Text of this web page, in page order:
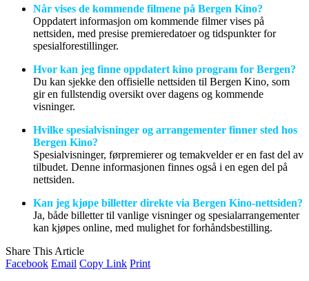
Når vises de kommende filmene på Bergen Kino?
Oppdatert informasjon om kommende filmer vises på
nettsiden, med presise premieredatoer og tidspunkter for
spesialforestillinger.
Hvor kan jeg finne oppdatert kino program for Bergen?
Du kan sjekke den offisielle nettsiden til Bergen Kino, som
gir en fullstendig oversikt over dagens og kommende
visninger.
Hvilke spesialvisninger og arrangementer finner sted hos
Bergen Kino?
Spesialvisninger, førpremierer og temakvelder er en fast del av
tilbudet. Denne informasjonen finnes også i en egen del på
nettsiden.
Kan jeg kjøpe billetter direkte via Bergen Kino-nettsiden?
Ja, både billetter til vanlige visninger og spesialarrangementer
kan kjøpes online, med mulighet for forhåndsbestilling.
Share This Article
Facebook Email Copy Link Print